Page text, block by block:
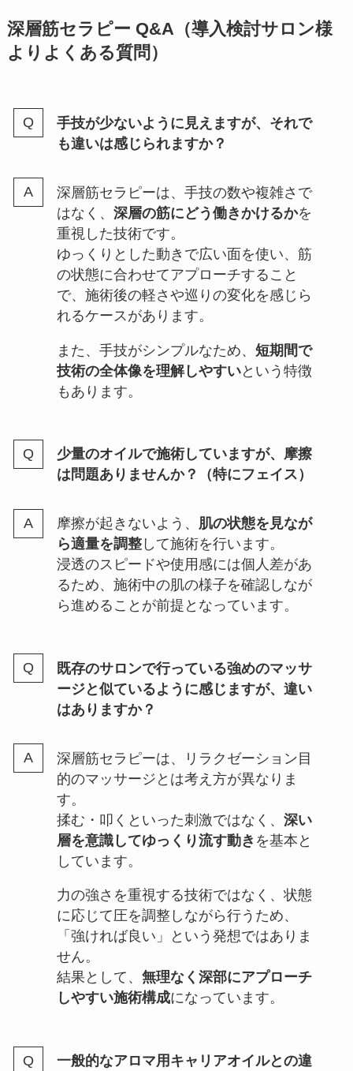
深層筋セラピー Q&A（導入検討サロン様
よりよくある質問）
手技が少ないように見えますが、それで
も違いは感じられますか？
深層筋セラピーは、手技の数や複雑さで
はなく、 深層の筋にどう働きかけるかを
重視した技術です。
ゆっくりとした動きで広い面を使い、筋
の状態に合わせてアプローチすること
で、施術後の軽さや巡りの変化を感じら
れるケースがあります。
また、手技がシンプルなため、 短期間で
技術の全体像を理解しやすいという特徴
もあります。
少量のオイルで施術していますが、摩擦
は問題ありませんか？（特にフェイス）
摩擦が起きないよう、 肌の状態を見なが
ら適量を調整して施術を行います。
浸透のスピードや使用感には個人差があ
るため、施術中の肌の様子を確認しなが
ら進めることが前提となっています。
既存のサロンで行っている強めのマッサ
ージと似ているように感じますが、違い
はありますか？
深層筋セラピーは、リラクゼーション目
的のマッサージとは考え方が異なりま
す。
揉む・叩くといった刺激ではなく、 深い
層を意識してゆっくり流す動き を基本と
しています。
力の強さを重視する技術ではなく、状態
に応じて圧を調整しながら行うため、
「強ければ良い」という発想ではありま
せん。
結果として、 無理なく深部にアプローチ
しやすい施術構成になっています。
一般的なアロマ用キャリアオイルとの違